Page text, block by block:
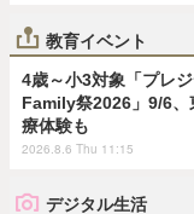
教育イベント
4歳～小3対象「プレ
Family祭2026」9/6、
療体験も
2026.8.6 Thu 11:15
デジタル生活